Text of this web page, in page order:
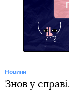
Новини
Знов у